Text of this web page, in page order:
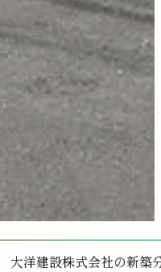
大洋建設株式会社の新築